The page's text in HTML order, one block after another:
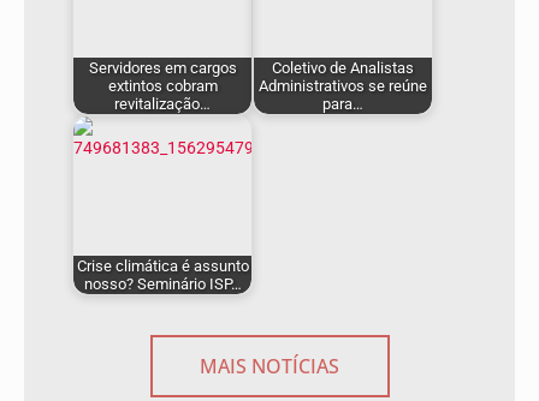
Servidores em cargos
extintos cobram
revitalização…
Coletivo de Analistas
Administrativos se reúne
para…
Crise climática é assunto
nosso? Seminário ISP…
MAIS NOTÍCIAS